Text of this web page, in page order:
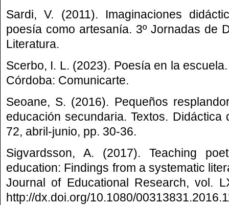
Sardi, V. (2011). Imaginaciones
poesía como artesanía. 3º Jornadas de
Literatura.
Scerbo, I. L. (2023). Poesía en la
Córdoba: Comunicarte.
Seoane, S. (2016). Pequeños
educación secundaria. Textos.
72, abril-junio, pp. 30-36.
Sigvardsson, A. (2017). Teaching
education: Findings from a systematic
Journal of Educational Research, vol.
http://dx.doi.org/10.1080/